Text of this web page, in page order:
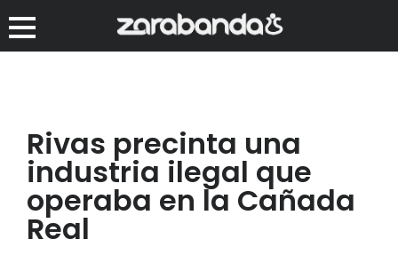
Rivas precinta una
industria ilegal que
operaba en la Cañada
Real